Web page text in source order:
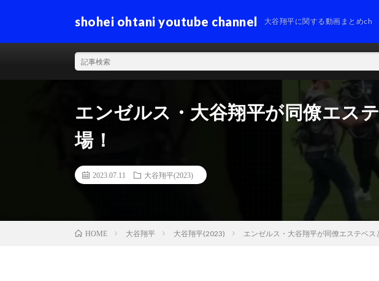
shohei ohtani youtube channel 大谷翔平に関する動画まとめch
エンゼルス・大谷翔平が同僚エス
場！
2023.07.11 大谷翔平(2023)
HOME 大谷翔平 大谷翔平(2023) エンゼルス・大谷翔平が同僚エステベス